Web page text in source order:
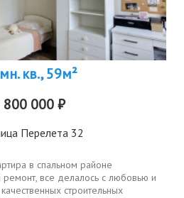
кв., 59м²
800 000 ₽
Перелета 32
в спальном районе
все делалось с любовью и
строительных